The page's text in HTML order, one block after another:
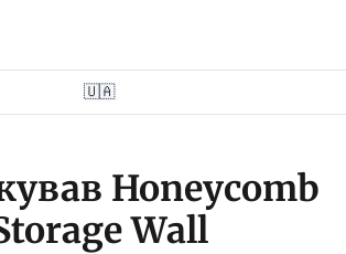
🇺🇦
Honeycomb
Wall